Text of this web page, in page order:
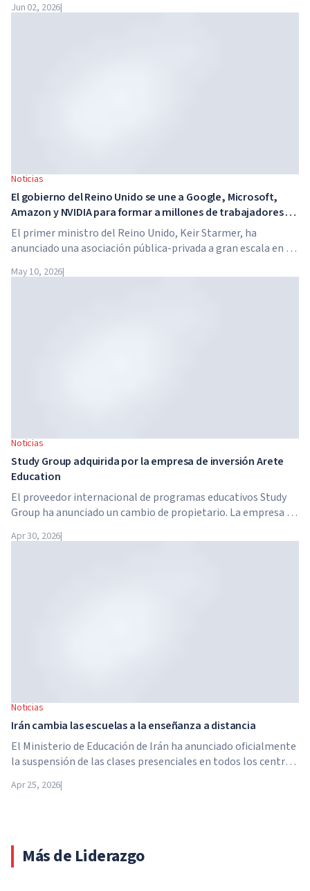
día. La escuela no tiene profesores tradicionales, ni tareas
Jun 02, 2026|
Noticias
El gobierno del Reino Unido se une a Google, Microsoft,
Amazon y NVIDIA para formar a millones de trabajadores en
habilidades de IA
El primer ministro del Reino Unido, Keir Starmer, ha
anunciado una asociación pública-privada a gran escala en el
Amazon y NVIDIA, junto con el gobierno, lanzan un
May 10, 2026|
Noticias
Study Group adquirida por la empresa de inversión Arete
Education
El proveedor internacional de programas educativos Study
Group ha anunciado un cambio de propietario. La empresa ha
inversión en el sector de la educación superior creada por
Apr 30, 2026|
Noticias
Irán cambia las escuelas a la enseñanza a distancia
El Ministerio de Educación de Irán ha anunciado oficialmente
la suspensión de las clases presenciales en todos los centros
colegios y universidades pasan a la enseñanza a distancia por
Apr 25, 2026|
Más de Liderazgo